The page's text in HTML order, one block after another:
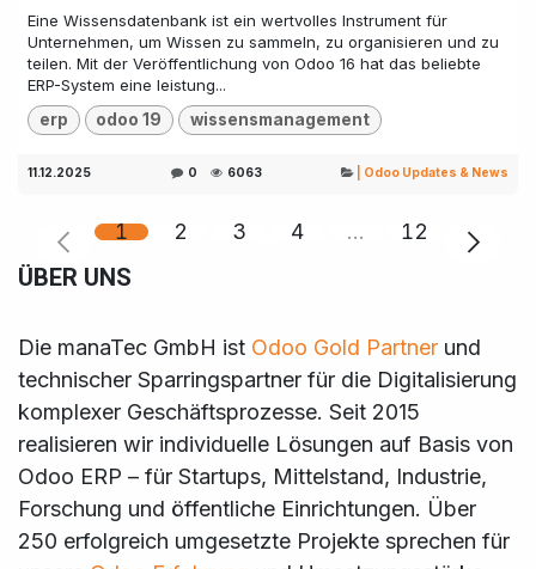
Eine Wissensdatenbank ist ein wertvolles Instrument für
Unternehmen, um Wissen zu sammeln, zu organisieren und zu
teilen. Mit der Veröffentlichung von Odoo 16 hat das beliebte
ERP-System eine leistung...
erp
odoo 19 wissensmanagement
11.12.2025 0 6063 | Odoo Updates & News
1 2 3 4 … 12
ÜBER UNS
Die manaTec GmbH ist Odoo Gold Partner und
technischer Sparringspartner für die Digitalisierung
komplexer Geschäftsprozesse. Seit 2015
realisieren wir individuelle Lösungen auf Basis von
Odoo ERP – für Startups, Mittelstand, Industrie,
Forschung und öffentliche Einrichtungen. Über
250 erfolgreich umgesetzte Projekte sprechen für